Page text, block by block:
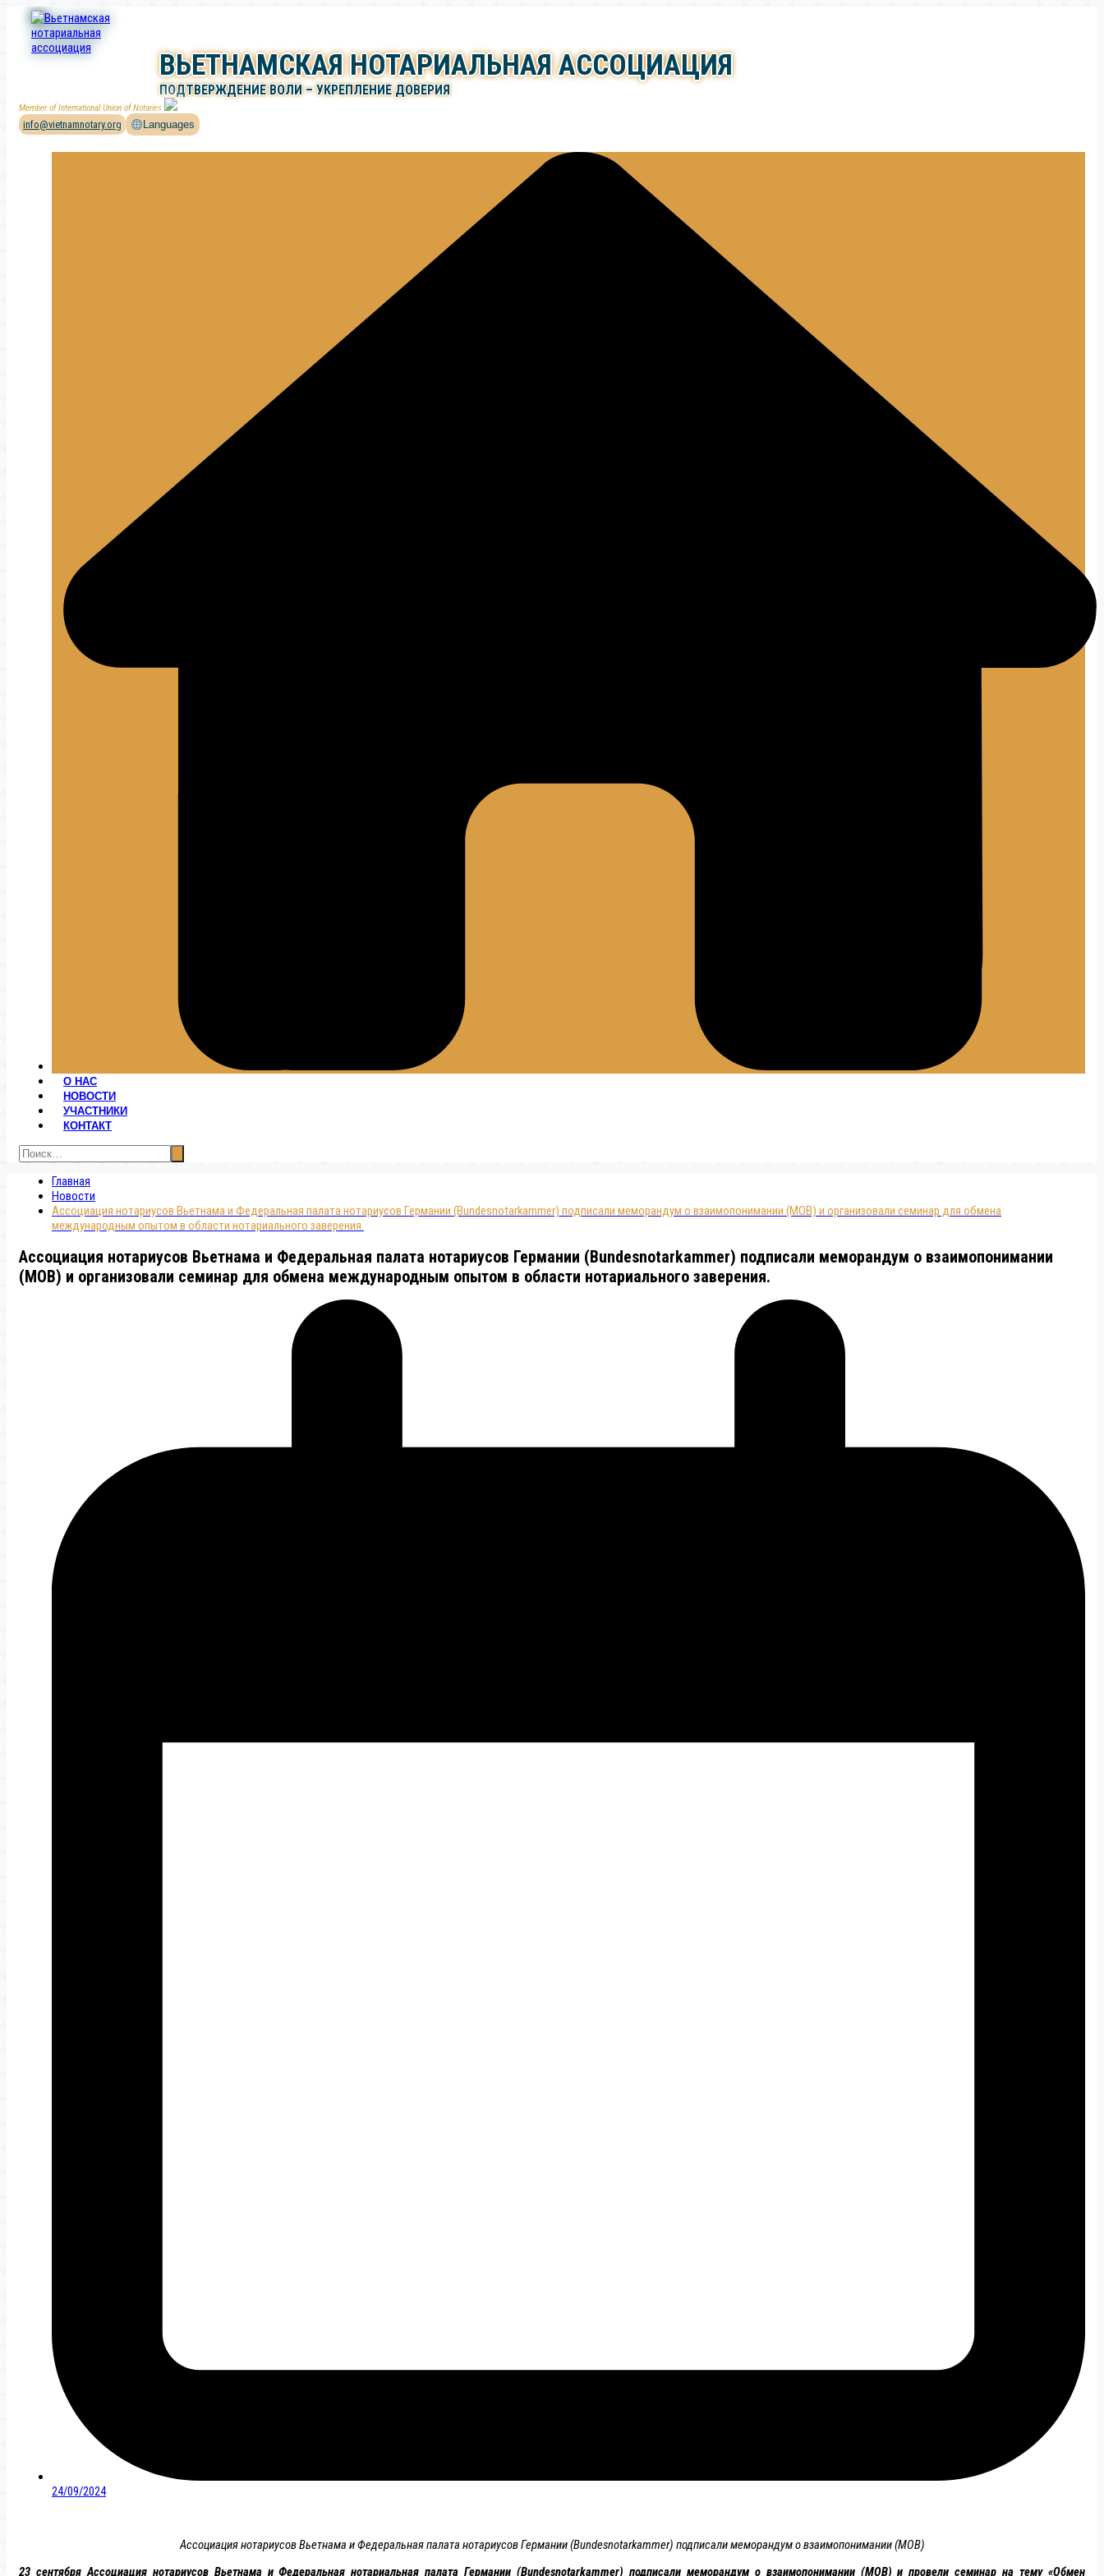
Перейти
содержимому
ВЬЕТНАМСКАЯ НОТАРИАЛЬНАЯ АССОЦИАЦИЯ
ПОДТВЕРЖДЕНИЕ ВОЛИ – УКРЕПЛЕНИЕ ДОВЕРИЯ
Member of International Union of Notaries
info@vietnamnotary.org Languages
О НАС
НОВОСТИ
УЧАСТНИКИ
КОНТАКТ
Главная
Новости
Ассоциация нотариусов Вьетнама и Федеральная палата нотариусов Германии (Bundesnotarkammer) подписали меморандум о взаимопонимании (МОВ) и организовали семинар для обмена
международным опытом в области нотариального заверения.
Ассоциация нотариусов Вьетнама и Федеральная палата нотариусов Германии (Bundesnotarkammer) подписали меморандум о взаимопонимании
(МОВ) и организовали семинар для обмена международным опытом в области нотариального заверения.
24/09/2024
Ассоциация нотариусов Вьетнама и Федеральная палата нотариусов Германии (Bundesnotarkammer) подписали меморандум о взаимопонимании (МОВ)
23 сентября Ассоциация нотариусов Вьетнама и Федеральная нотариальная палата Германии (Bundesnotarkammer) подписали меморандум о взаимопонимании (МОВ) и провели семинар на тему «Обмен